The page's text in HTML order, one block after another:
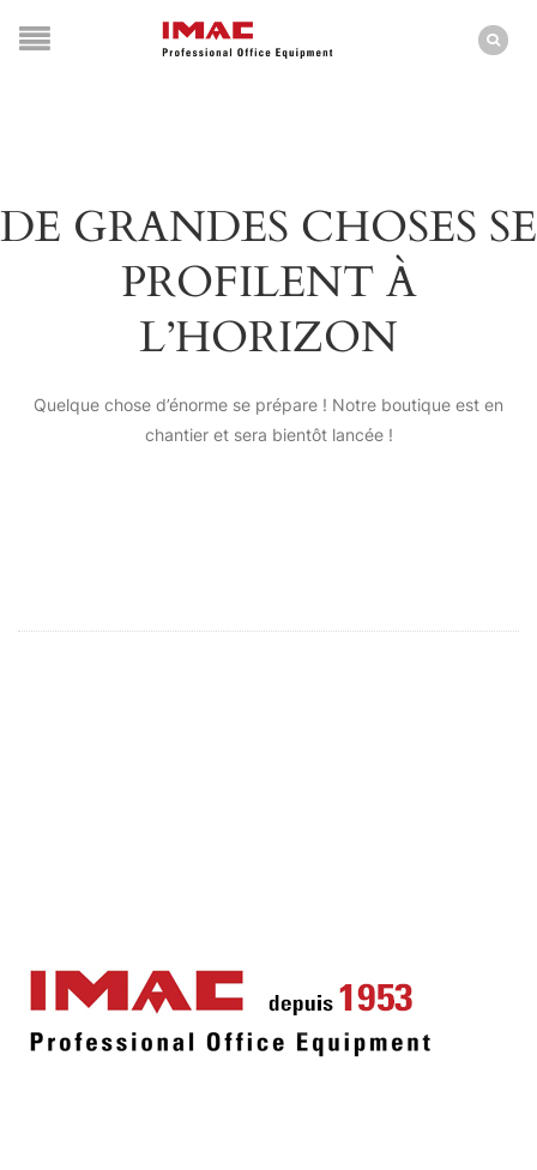
DE GRANDES CHOSES SE
PROFILENT À
L’HORIZON
Quelque chose d’énorme se prépare ! Notre boutique est en
chantier et sera bientôt lancée !